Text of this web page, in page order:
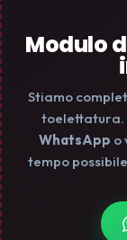
Modulo
Stiamo
toelettatura.
WhatsApp o
tempo